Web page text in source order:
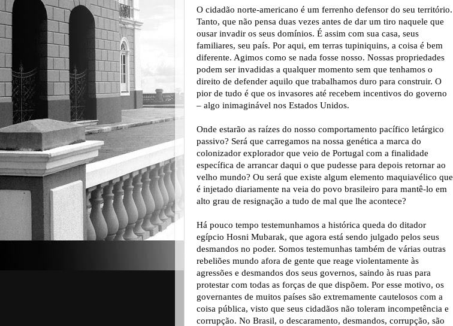
O cidadão norte-americano é um ferrenho defensor do seu território.
Tanto, que não pensa duas vezes antes de dar um tiro naquele que
ousar invadir os seus domínios. É assim com sua casa, seus
familiares, seu país. Por aqui, em terras tupiniquins, a coisa é bem
diferente. Agimos como se nada fosse nosso. Nossas propriedades
podem ser invadidas a qualquer momento sem que tenhamos o
direito de defender aquilo que trabalhamos duro para construir. O
pior de tudo é que os invasores até recebem incentivos do governo
– algo inimaginável nos Estados Unidos.
Onde estarão as raízes do nosso comportamento pacífico letárgico
passivo? Será que carregamos na nossa genética a marca do
colonizador explorador que veio de Portugal com a finalidade
específica de arrancar daqui o que pudesse para depois retornar ao
velho mundo? Ou será que existe algum elemento maquiavélico que
é injetado diariamente na veia do povo brasileiro para mantê-lo em
alto grau de resignação a tudo de mal que lhe acontece?
Há pouco tempo testemunhamos a histórica queda do ditador
egípcio Hosni Mubarak, que agora está sendo julgado pelos seus
desmandos no poder. Somos testemunhas também de várias outras
rebeliões mundo afora de gente que reage violentamente às
agressões e desmandos dos seus governos, saindo às ruas para
protestar com todas as forças de que dispõem. Por esse motivo, os
governantes de muitos países são extremamente cautelosos com a
coisa pública, visto que seus cidadãos não toleram incompetência e
corrupção. No Brasil, o descaramento, desmandos, corrupção, são